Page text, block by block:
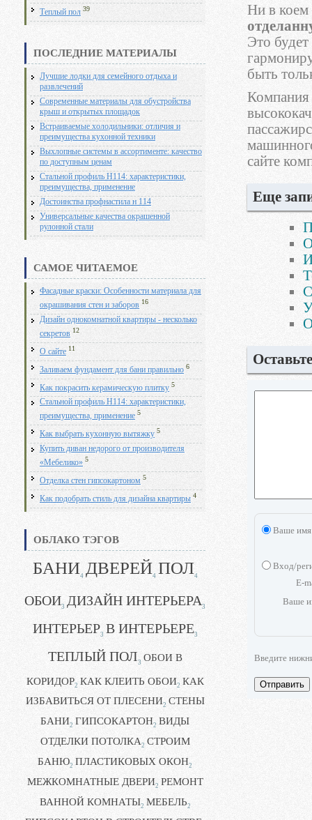
Теплый пол 39
ПОСЛЕДНИЕ МАТЕРИАЛЫ
Лучшие лодки для семейного отдыха и
развлечений
Современные материалы для обустройства
крыш и открытых площадок
Встраиваемые холодильники: отличия и
преимущества кухонной техники
Выхлопные системы в ассортименте: качество
по доступным ценам
Стальной профиль Н114: характеристики,
преимущества, применение
Достоинства профнастила н 114
Универсальные качества окрашенной
рулонной стали
САМОЕ ЧИТАЕМОЕ
Фасадные краски: Особенности материала для
окрашивания стен и заборов 16
Дизайн однокомнатной квартиры - несколько
секретов 12
О сайте 11
Заливаем фундамент для бани правильно 6
Как покрасить керамическую плитку 5
Стальной профиль Н114: характеристики,
преимущества, применение 5
Как выбрать кухонную вытяжку 5
Купить диван недорого от производителя
«Мебелико» 5
Отделка стен гипсокартоном 5
Как подобрать стиль для дизайна квартиры 4
ОБЛАКО ТЭГОВ
БАНИ4 ДВЕРЕЙ4 ПОЛ4
ОБОИ3 ДИЗАЙН ИНТЕРЬЕРА3
ИНТЕРЬЕР3 В ИНТЕРЬЕРЕ3
ТЕПЛЫЙ ПОЛ3 ОБОИ В
КОРИДОР2 КАК КЛЕИТЬ ОБОИ2 КАК
ИЗБАВИТЬСЯ ОТ ПЛЕСЕНИ2 СТЕНЫ
БАНИ2 ГИПСОКАРТОН2 ВИДЫ
ОТДЕЛКИ ПОТОЛКА2 СТРОИМ
БАНЮ2 ПЛАСТИКОВЫХ ОКОН2
МЕЖКОМНАТНЫЕ ДВЕРИ2 РЕМОНТ
ВАННОЙ КОМНАТЫ2 МЕБЕЛЬ2
Ни в коем
Это
быть
сайте
Еще
Ваше имя
Вход/
E-
Ваше
Введите
Отправить